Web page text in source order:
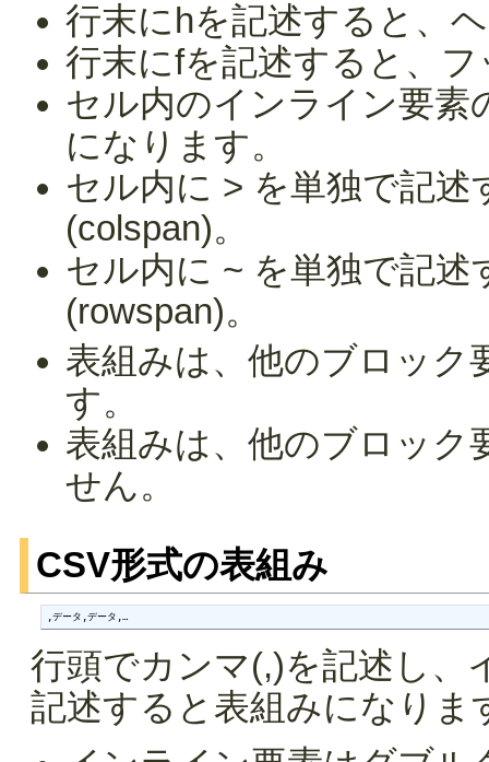
行末にhを記述すると、
行末にfを記述すると、
セル内のインライン要素
になります。
セル内に > を単独で記
(colspan)。
セル内に ~ を単独で記
(rowspan)。
表組みは、他のブロック
す。
表組みは、他のブロック
せん。
CSV形式の表組み
,データ,データ,…
行頭でカンマ(,)を記述し、
記述すると表組みになりま